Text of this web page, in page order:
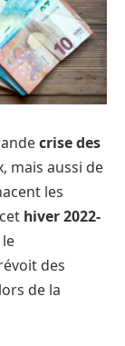
crise des
mais aussi de
les
hiver 2022-
des
de la